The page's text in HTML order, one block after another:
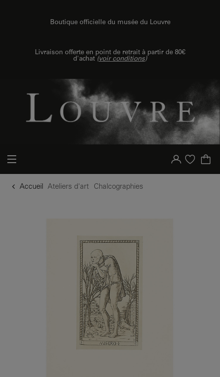
Boutique officielle du musée du Louvre
Livraison offerte en point de retrait à partir de 80€
d'achat (voir conditions)
Votre compte
Liste d'achat
Accueil Ateliers d'art Chalcographies